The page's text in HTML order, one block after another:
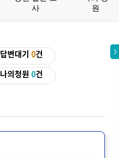
사
원
답변대기0건
나의청원0건